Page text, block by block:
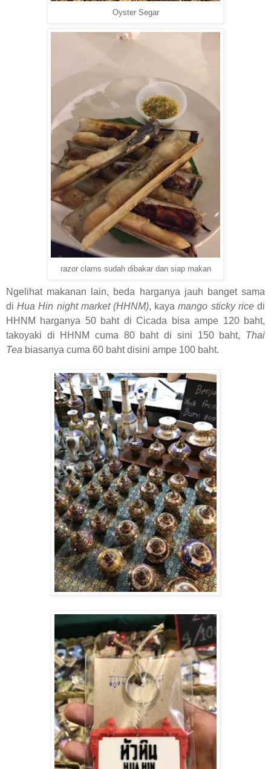
Oyster Segar
razor clams sudah dibakar dan siap makan
Ngelihat makanan lain, beda harganya jauh banget sama
diHua Hin night market (HHNM), kayamango sticky ricedi
HHNM harganya 50 baht di Cicada bisa ampe 120 baht,
takoyaki di HHNM cuma 80 baht di sini 150 baht, Thai
Tea biasanya cuma 60 baht disini ampe 100 baht.